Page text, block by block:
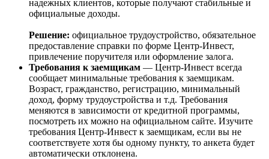
надежных клиентов, которые получают стабильные и
официальные доходы.
Решение: официальное трудоустройство, обязательное
предоставление справки по форме Центр-Инвест,
привлечение поручителя или оформление залога.
Требования к заемщикам — Центр-Инвест всегда
сообщает минимальные требования к заемщикам.
Возраст, гражданство, регистрацию, минимальный
доход, форму трудоустройства и т.д. Требования
меняются в зависимости от кредитной программы,
посмотреть их можно на официальном сайте. Изучите
требования Центр-Инвест к заемщикам, если вы не
соответствуете хотя бы одному пункту, то анкета будет
автоматически отклонена.